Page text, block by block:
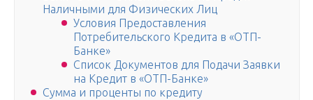
Наличными для Физических Лиц
Условия Предоставления
Потребительского Кредита в «ОТП-
Банке»
Список Документов для Подачи Заявки
на Кредит в «ОТП-Банке»
Сумма и проценты по кредиту